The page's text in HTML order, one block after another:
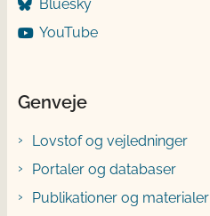
Bluesky
YouTube
Genveje
Lovstof og vejledninger
Portaler og databaser
Publikationer og materialer